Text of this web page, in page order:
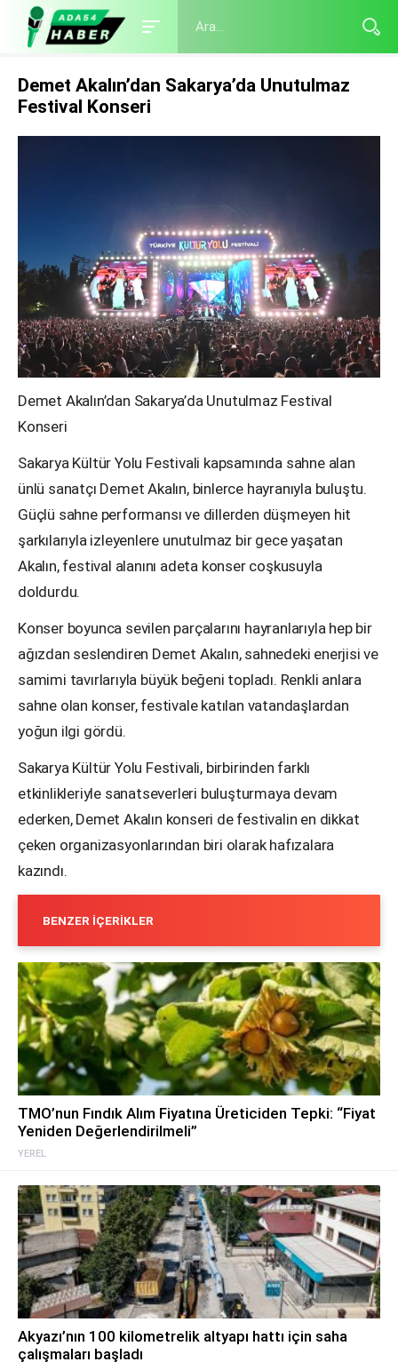
Demet Akalın’dan Sakarya’da Unutulmaz
Festival Konseri
Demet Akalın’dan Sakarya’da Unutulmaz Festival
Konseri
Sakarya Kültür Yolu Festivali kapsamında sahne alan
ünlü sanatçı Demet Akalın, binlerce hayranıyla buluştu.
Güçlü sahne performansı ve dillerden düşmeyen hit
şarkılarıyla izleyenlere unutulmaz bir gece yaşatan
Akalın, festival alanını adeta konser coşkusuyla
doldurdu.
Konser boyunca sevilen parçalarını hayranlarıyla hep bir
ağızdan seslendiren Demet Akalın, sahnedeki enerjisi ve
samimi tavırlarıyla büyük beğeni topladı. Renkli anlara
sahne olan konser, festivale katılan vatandaşlardan
yoğun ilgi gördü.
Sakarya Kültür Yolu Festivali, birbirinden farklı
etkinlikleriyle sanatseverleri buluşturmaya devam
ederken, Demet Akalın konseri de festivalin en dikkat
çeken organizasyonlarından biri olarak hafızalara
kazındı.
BENZER İÇERIKLER
YEREL
TMO’nun Fındık Alım Fiyatına Üreticiden Tepki: “Fiyat
Yeniden Değerlendirilmeli”
Akyazı’nın 100 kilometrelik altyapı hattı için saha
çalışmaları başladı